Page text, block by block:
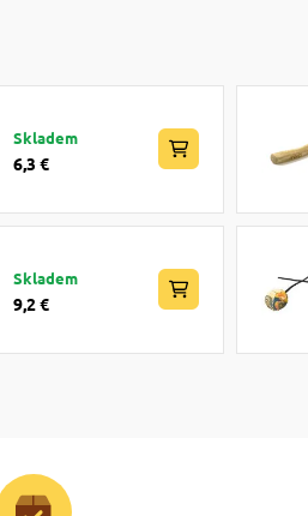
Skladem
6,3 €
Skladem
9,2 €